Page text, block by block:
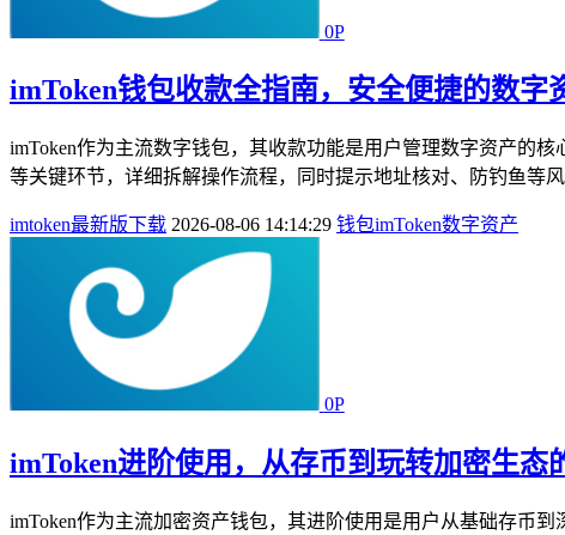
0P
imToken钱包收款全指南，安全便捷的数字
imToken作为主流数字钱包，其收款功能是用户管理数字资产的
等关键环节，详细拆解操作流程，同时提示地址核对、防钓鱼等
imtoken最新版下载 2026-08-06 14:14:29 钱包imToken数字资产
0P
imToken进阶使用，从存币到玩转加密生态
imToken作为主流加密资产钱包，其进阶使用是用户从基础存币